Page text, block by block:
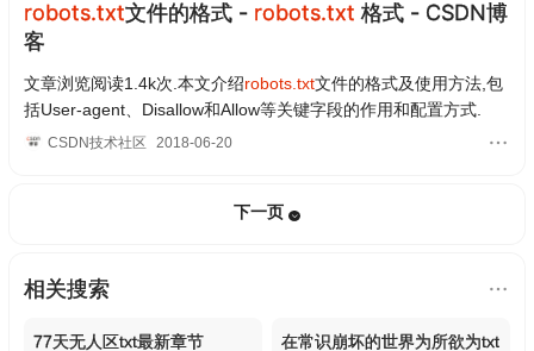
robots.txt文件的格式 - robots.txt 格式 - CSDN博
客
文章浏览阅读1.4k次.本文介绍robots.txt文件的格式及使用方法,包
括User-agent、Disallow和Allow等关键字段的作用和配置方式.
CSDN技术社区 2018-06-20
下一页
相关搜索
77天无人区txt最新章节 在常识崩坏的世界为所欲为txt